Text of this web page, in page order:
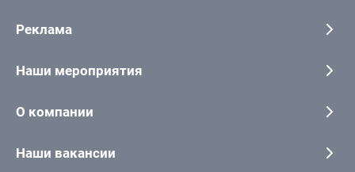
Реклама
Наши мероприятия
О компании
Наши вакансии